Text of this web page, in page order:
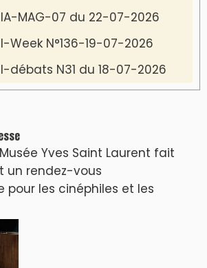
MAG-07 du 22-07-2026
Week N°136-19-07-2026
débats N31 du 18-07-2026
Yves Saint Laurent fait
un rendez-vous
pour les cinéphiles et les